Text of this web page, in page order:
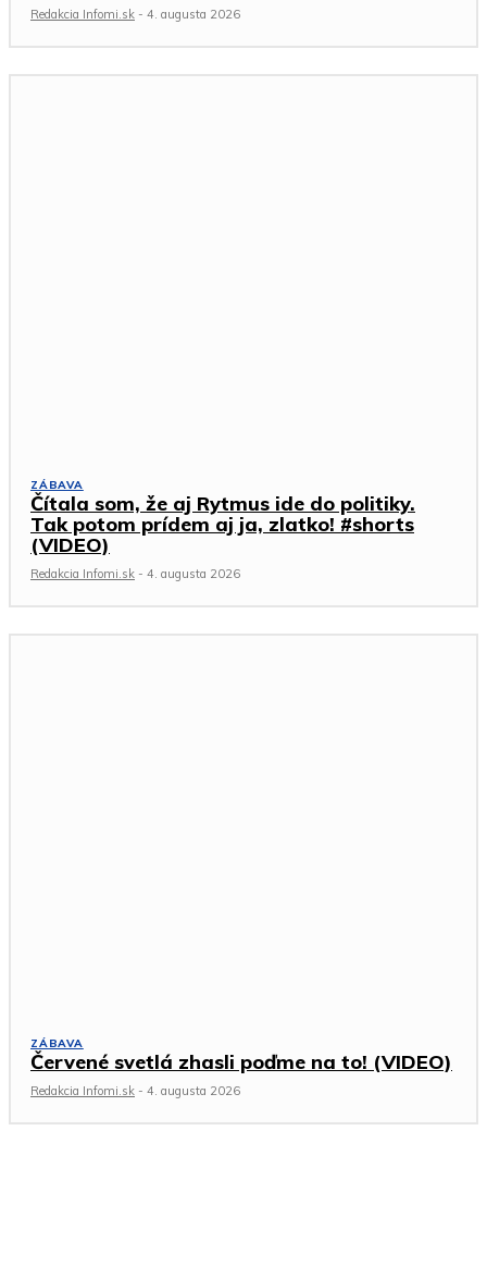
Redakcia Infomi.sk - 4. augusta 2026
ZÁBAVA
Čítala som, že aj Rytmus ide do politiky.
Tak potom prídem aj ja, zlatko! #shorts
(VIDEO)
Redakcia Infomi.sk - 4. augusta 2026
ZÁBAVA
Červené svetlá zhasli poďme na to! (VIDEO)
Redakcia Infomi.sk - 4. augusta 2026